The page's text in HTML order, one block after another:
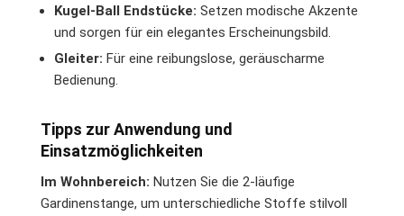
Kugel-Ball Endstücke: Setzen modische Akzente
und sorgen für ein elegantes Erscheinungsbild.
Gleiter: Für eine reibungslose, geräuscharme
Bedienung.
Tipps zur Anwendung und
Einsatzmöglichkeiten
Im Wohnbereich: Nutzen Sie die 2-läufige
Gardinenstange, um unterschiedliche Stoffe stilvoll